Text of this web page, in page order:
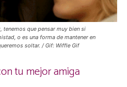
tenemos que pensar muy bien si
o es una forma de mantener en
soltar. / Gif: Wiffle Gif
tu mejor amiga